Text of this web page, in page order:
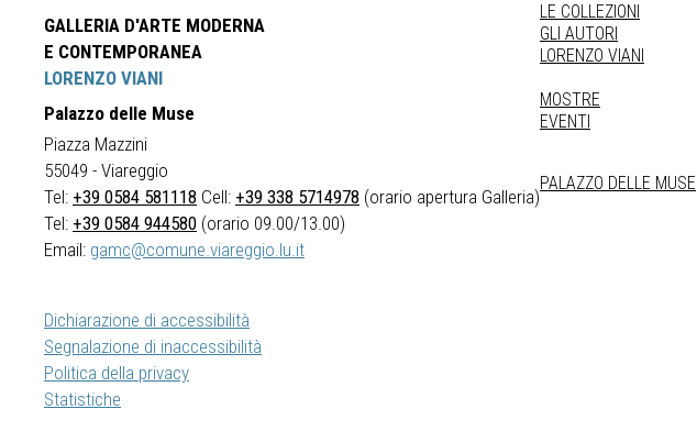
GALLERIA D'ARTE MODERNA
E CONTEMPORANEA
LORENZO VIANI
Palazzo delle Muse
Piazza Mazzini
55049 - Viareggio
Tel: +39 0584 581118 Cell: +39 338 5714978 (orario apertura Galleria)
Tel: +39 0584 944580 (orario 09.00/13.00)
Email: gamc@comune.viareggio.lu.it
Dichiarazione di accessibilità
Segnalazione di inaccessibilità
Politica della privacy
Statistiche
LE COLLEZIONI
GLI AUTORI
LORENZO VIANI
MOSTRE
EVENTI
PALAZZO DELLE MUSE